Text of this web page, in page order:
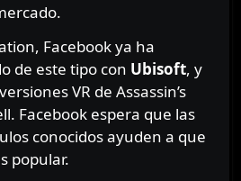
Facebook ya ha
de este tipo con Ubisoft, y
VR de Assassin’s
Facebook espera que las
conocidos ayuden a que
popular.